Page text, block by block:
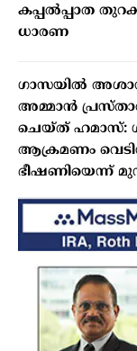
കപ്പൽപ്പാത
ധാരണ
ഗാസയിൽ
അമ്മാൻ
ചെയ്ത് ഹമാസ്:
ആക്രമണം
ഭീഷണിയെന്ന്